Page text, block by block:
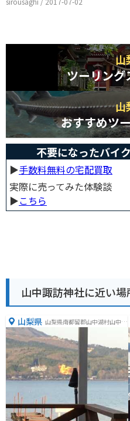
山
ツーリング
山
おすすめツ
不要になったバイ
▶︎手数料無料の宅配買取
実際に売ってみた体験談
▶︎こちら
山中諏訪神社に近い場
山梨県 山梨県南都留郡山中湖村山中２